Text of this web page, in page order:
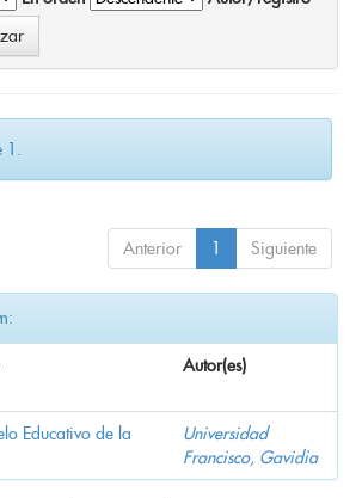
Anterior 1 Siguiente
Autor(es)
Educativo de la
Universidad
Francisco, Gavidia